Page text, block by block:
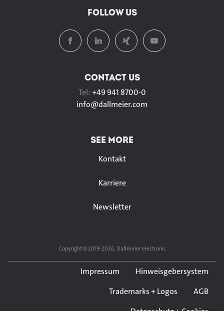
FOLLOW US
CONTACT US
Tel:+49 941 8700-0
info@dallmeier.com
SEE MORE
Kontakt
Karriere
Newsletter
Copyright © 2019-2026, Dallmeier electronic
Impressum
Hinweisgebersystem
Trademarks + Logos
AGB